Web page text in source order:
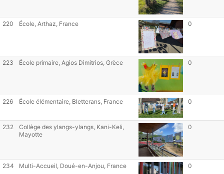
220 École, Arthaz, France 0
223 École primaire, Agios Dimitrios, Grèce 0
226 École élémentaire, Bletterans, France 0
232
Collège des ylangs-ylangs, Kani-Keli,
Mayotte
0
234 Multi-Accueil, Doué-en-Anjou, France 0